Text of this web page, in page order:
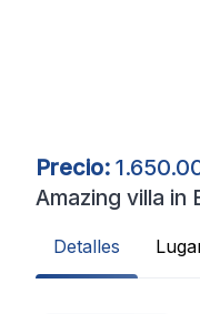
Precio:
Amazing villa in
Detalles